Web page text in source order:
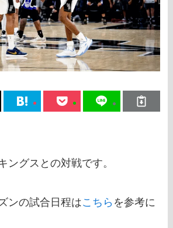
ングスとの対戦です。
ンの試合日程はこちら を参考に